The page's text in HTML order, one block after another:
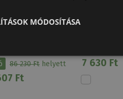
86 230 Fthelyett
Ft
7 630 Ft
MÓDOSÍTÁSA